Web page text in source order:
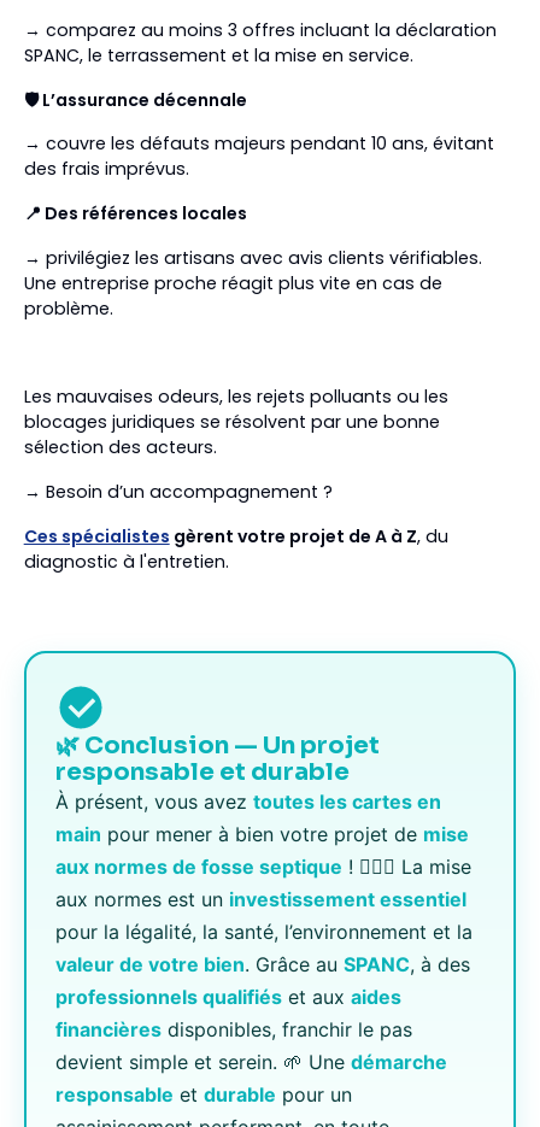
→ comparez au moins 3 offres incluant la déclaration
SPANC, le terrassement et la mise en service.
🛡️ L’assurance décennale
→ couvre les défauts majeurs pendant 10 ans, évitant
des frais imprévus.
📍 Des références locales
→ privilégiez les artisans avec avis clients vérifiables.
Une entreprise proche réagit plus vite en cas de
problème.
Les mauvaises odeurs, les rejets polluants ou les
blocages juridiques se résolvent par une bonne
sélection des acteurs.
→ Besoin d’un accompagnement ?
Ces spécialistes gèrent votre projet de A à Z, du
diagnostic à l'entretien.
🌿 Conclusion — Un projet
responsable et durable
À présent, vous avez toutes les cartes en
main pour mener à bien votre projet de mise
aux normes de fosse septique ! 🧚🏻‍♀️ La mise
aux normes est un investissement essentiel
pour la légalité, la santé, l’environnement et la
valeur de votre bien. Grâce au SPANC, à des
professionnels qualifiéset aux aides
financièresdisponibles, franchir le pas
devient simple et serein. 🌱 Une démarche
responsable et durable pour un